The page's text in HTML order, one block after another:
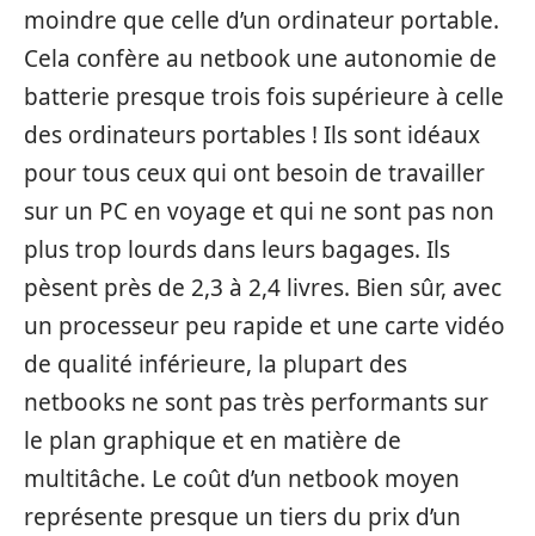
moindre que celle d’un ordinateur portable.
Cela confère au netbook une autonomie de
batterie presque trois fois supérieure à celle
des ordinateurs portables ! Ils sont idéaux
pour tous ceux qui ont besoin de travailler
sur un PC en voyage et qui ne sont pas non
plus trop lourds dans leurs bagages. Ils
pèsent près de 2,3 à 2,4 livres. Bien sûr, avec
un processeur peu rapide et une carte vidéo
de qualité inférieure, la plupart des
netbooks ne sont pas très performants sur
le plan graphique et en matière de
multitâche. Le coût d’un netbook moyen
représente presque un tiers du prix d’un